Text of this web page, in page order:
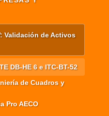
Validación de Activos
DB-HE 6 e ITC-BT-52
de Cuadros y
Pro AECO